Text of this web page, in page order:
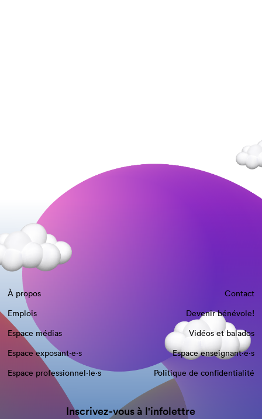
À propos
Contact
Emplois
Devenir bénévole!
Espace médias
Vidéos et balados
Espace exposant·e⋅s
Espace enseignant·e⋅s
Espace professionnel·le⋅s
Politique de confidentialité
Inscrivez-vous à l'infolettre